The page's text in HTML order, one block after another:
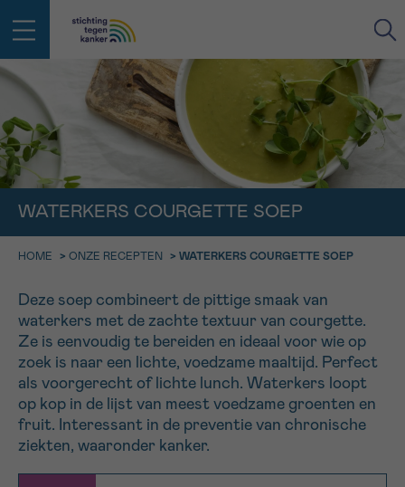
WATERKERS COURGETTE SOEP
HOME > ONZE RECEPTEN > WATERKERS COURGETTE SOEP
Deze soep combineert de pittige smaak van
waterkers met de zachte textuur van courgette.
Ze is eenvoudig te bereiden en ideaal voor wie op
zoek is naar een lichte, voedzame maaltijd. Perfect
als voorgerecht of lichte lunch. Waterkers loopt
op kop in de lijst van meest voedzame groenten en
fruit. Interessant in de preventie van chronische
ziekten, waaronder kanker.
EMAIL
NAAM
VOORNAAM
IN DE STRIJD TEGEN KANKER STA
JE NIET ALLEEN
Professionele medewerkers beantwoorden je vragen
Contacteer ons gratis
Bel ons op 0800 15 802
Via ons
contactformulier
Ik wil graag opgebeld worden
Meer weten over Kankerinfo
geen enkele diagnose
TERUG
NAAM
Afspraak Vraag Gegevens Bevestiging
9h-11h
11h-13h
13h-16h
16h-18h